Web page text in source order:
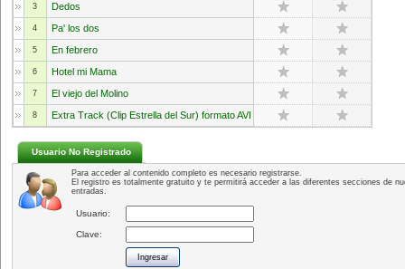
3 Dedos
4 Pa' los dos
5 En febrero
6 Hotel mi Mama
7 El viejo del Molino
8 Extra Track (Clip Estrella del Sur) formato AVI
Usuario No Registrado
Para acceder al contenido completo es necesario registrarse.
El registro es totalmente gratuito y te permitirá acceder a las diferentes secciones de
entradas.
Usuario:
Clave: